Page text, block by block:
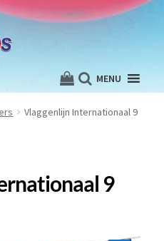
MENU
Vlaggenlijn Internationaal 9
9